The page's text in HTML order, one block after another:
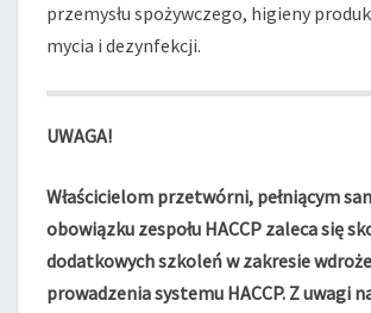
przemysłu spożywczego, higieny
mycia i dezynfekcji.
UWAGA!
Właścicielom przetwórni, pełniącym
obowiązku zespołu HACCP zaleca się
dodatkowych szkoleń w zakresie
prowadzenia systemu HACCP. Z uwagi